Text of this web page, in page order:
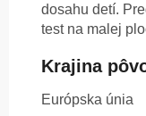
dosahu detí.
test na malej
Krajina
Európska únia